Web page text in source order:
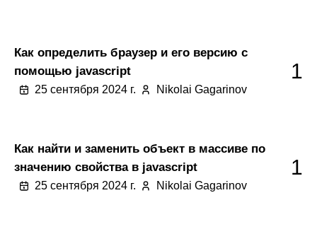
Как определить браузер и его версию с
помощью javascript
25 сентября 2024 г. Nikolai Gagarinov
1
Как найти и заменить объект в массиве по
значению свойства в javascript
25 сентября 2024 г. Nikolai Gagarinov
1